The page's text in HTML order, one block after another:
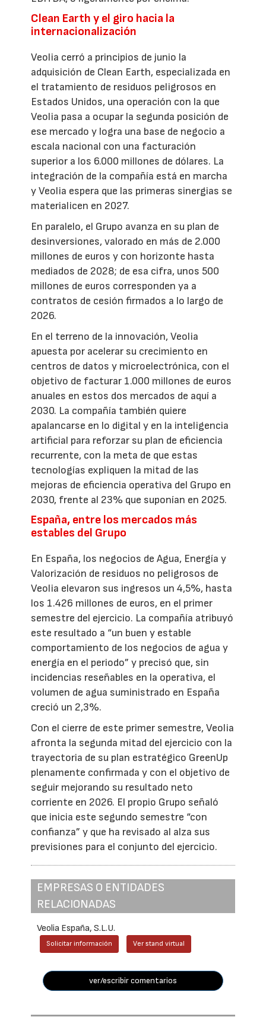
Clean Earth y el giro hacia la
internacionalización
Veolia cerró a principios de junio la
adquisición de Clean Earth, especializada en
el tratamiento de residuos peligrosos en
Estados Unidos, una operación con la que
Veolia pasa a ocupar la segunda posición de
ese mercado y logra una base de negocio a
escala nacional con una facturación
superior a los 6.000 millones de dólares. La
integración de la compañía está en marcha
y Veolia espera que las primeras sinergias se
materialicen en 2027.
En paralelo, el Grupo avanza en su plan de
desinversiones, valorado en más de 2.000
millones de euros y con horizonte hasta
mediados de 2028; de esa cifra, unos 500
millones de euros corresponden ya a
contratos de cesión firmados a lo largo de
2026.
En el terreno de la innovación, Veolia
apuesta por acelerar su crecimiento en
centros de datos y microelectrónica, con el
objetivo de facturar 1.000 millones de euros
anuales en estos dos mercados de aquí a
2030. La compañía también quiere
apalancarse en lo digital y en la inteligencia
artificial para reforzar su plan de eficiencia
recurrente, con la meta de que estas
tecnologías expliquen la mitad de las
mejoras de eficiencia operativa del Grupo en
2030, frente al 23% que suponían en 2025.
España, entre los mercados más
estables del Grupo
En España, los negocios de Agua, Energía y
Valorización de residuos no peligrosos de
Veolia elevaron sus ingresos un 4,5%, hasta
los 1.426 millones de euros, en el primer
semestre del ejercicio. La compañía atribuyó
este resultado a “un buen y estable
comportamiento de los negocios de agua y
energía en el periodo” y precisó que, sin
incidencias reseñables en la operativa, el
volumen de agua suministrado en España
creció un 2,3%.
Con el cierre de este primer semestre, Veolia
afronta la segunda mitad del ejercicio con la
trayectoria de su plan estratégico GreenUp
plenamente confirmada y con el objetivo de
seguir mejorando su resultado neto
corriente en 2026. El propio Grupo señaló
que inicia este segundo semestre “con
confianza” y que ha revisado al alza sus
previsiones para el conjunto del ejercicio.
EMPRESAS O ENTIDADES
RELACIONADAS
Veolia España, S.L.U.
Solicitar información Ver stand virtual
ver/escribir comentarios